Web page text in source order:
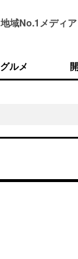
地域No.1メディア
グルメ